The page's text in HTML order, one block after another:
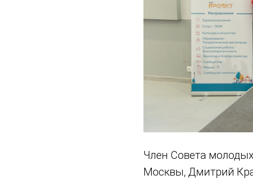
Член Совета
Москвы, Дмитрий